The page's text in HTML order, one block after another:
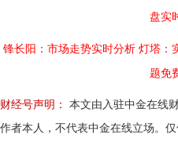
盘实
锋长阳：市场走势实时分析 灯塔：
题免
财经号声明：
本文由入驻中金在线
作者本人，不代表中金在线立场。